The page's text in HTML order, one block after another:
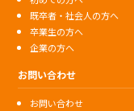
既卒者・社会人の方へ
卒業生の方へ
企業の方へ
お問い合わせ
お問い合わせ